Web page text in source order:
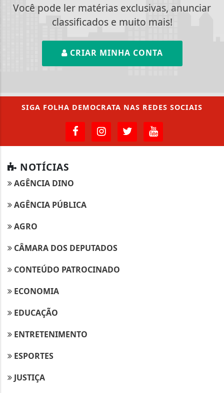
Você pode ler matérias exclusivas, anunciar
classificados e muito mais!
CRIAR MINHA CONTA
SIGA FOLHA DEMOCRATA NAS REDES SOCIAIS
NOTÍCIAS
AGÊNCIA DINO
AGÊNCIA PÚBLICA
AGRO
CÂMARA DOS DEPUTADOS
CONTEÚDO PATROCINADO
ECONOMIA
EDUCAÇÃO
ENTRETENIMENTO
ESPORTES
JUSTIÇA